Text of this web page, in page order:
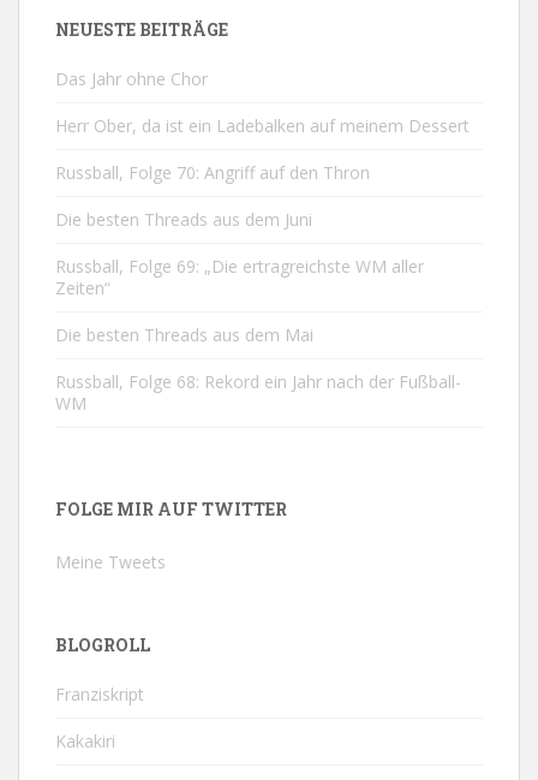
NEUESTE BEITRÄGE
Das Jahr ohne Chor
Herr Ober, da ist ein Ladebalken auf meinem Dessert
Russball, Folge 70: Angriff auf den Thron
Die besten Threads aus dem Juni
Russball, Folge 69: „Die ertragreichste WM aller
Zeiten“
Die besten Threads aus dem Mai
Russball, Folge 68: Rekord ein Jahr nach der Fußball-
WM
FOLGE MIR AUF TWITTER
Meine Tweets
BLOGROLL
Franziskript
Kakakiri